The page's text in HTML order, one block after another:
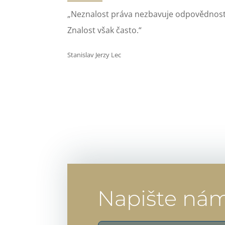
„Neznalost práva nezbavuje
Znalost však často.“
Stanislav Jerzy Lec
Napište